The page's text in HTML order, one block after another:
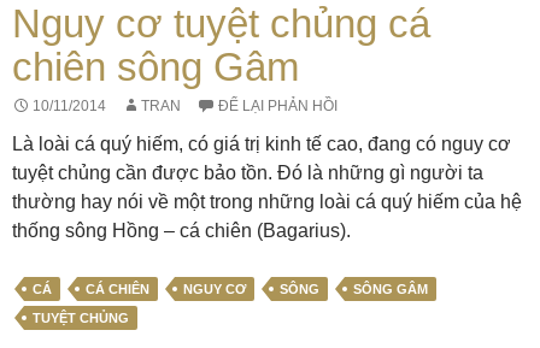
Nguy cơ tuyệt chủng cá
chiên sông Gâm
10/11/2014 TRAN ĐỂ LẠI PHẢN HỒI
Là loài cá quý hiếm, có giá trị kinh tế cao, đang có nguy cơ
tuyệt chủng cần được bảo tồn. Đó là những gì người ta
thường hay nói về một trong những loài cá quý hiếm của hệ
thống sông Hồng – cá chiên (Bagarius).
CÁ CÁ CHIÊN NGUY CƠ SÔNG
SÔNG GÂM
TUYỆT CHỦNG